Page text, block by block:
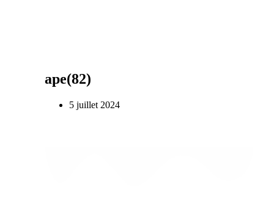
ape(82)
5 juillet 2024